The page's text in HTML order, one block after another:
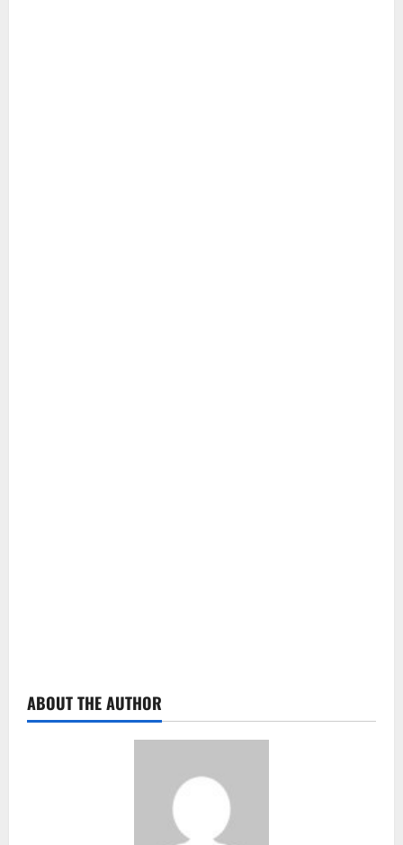
ABOUT THE AUTHOR